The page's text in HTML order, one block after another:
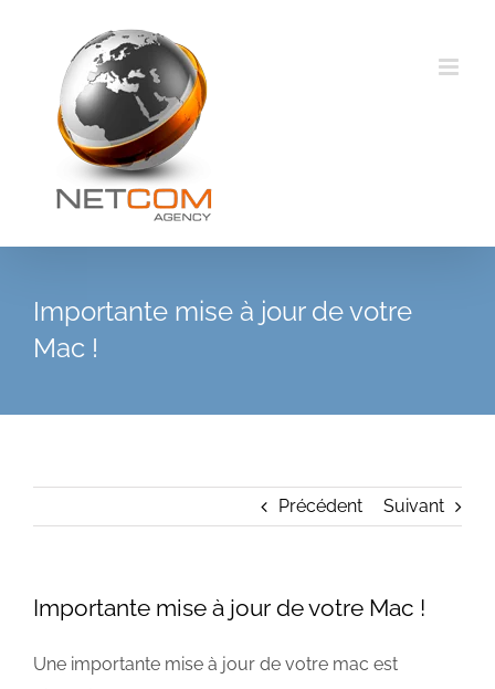
contenu
Importante mise à jour de votre
Mac !
Précédent Suivant
Importante mise à jour de votre Mac !
Une importante mise à jour de votre mac est